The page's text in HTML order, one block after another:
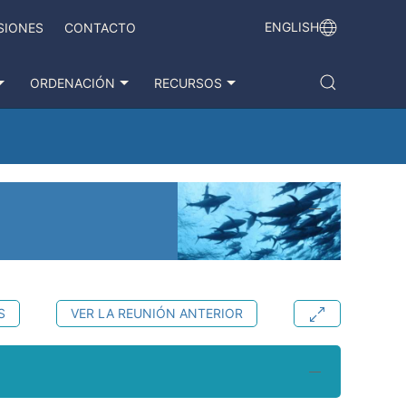
CONTACTO ENGLISH
ORDENACIÓN RECURSOS
VER LA REUNIÓN ANTERIOR